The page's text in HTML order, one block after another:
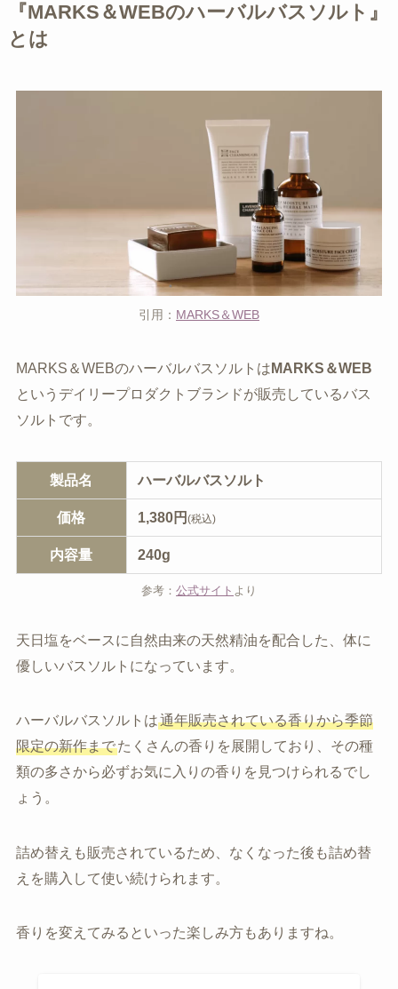
『MARKS＆WEBのハーバルバスソルト』
とは
引用： MARKS＆WEB
MARKS＆WEBのハーバルバスソルトはMARKS＆WEB
というデイリープロダクトブランドが販売しているバス
ソルトです。
製品名 ハーバルバスソルト
価格 1,380円 (税込)
内容量 240g
参考： 公式サイト より
天日塩をベースに自然由来の天然精油を配合した、体に
優しいバスソルトになっています。
ハーバルバスソルトは通年販売されている香りから季節
限定の新作までたくさんの香りを展開しており、その種
類の多さから必ずお気に入りの香りを見つけられるでし
ょう。
詰め替えも販売されているため、なくなった後も詰め替
えを購入して使い続けられます。
香りを変えてみるといった楽しみ方もありますね。